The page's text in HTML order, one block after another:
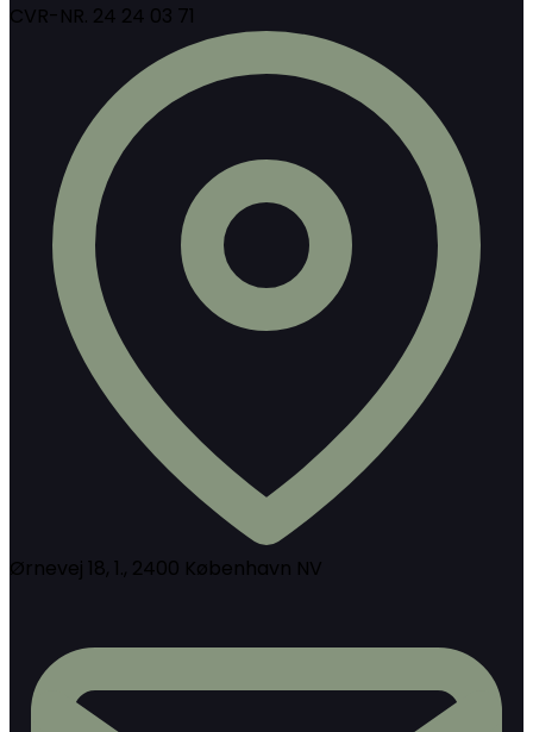
CVR-NR. 24 24 03 71
Ørnevej 18, 1., 2400 København NV